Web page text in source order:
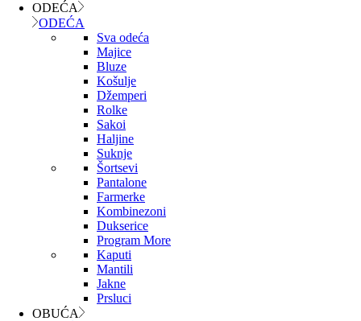
ODEĆA
ODEĆA
Sva odeća
Majice
Bluze
Košulje
Džemperi
Rolke
Sakoi
Haljine
Suknje
Šortsevi
Pantalone
Farmerke
Kombinezoni
Dukserice
Program More
Kaputi
Mantili
Jakne
Prsluci
OBUĆA